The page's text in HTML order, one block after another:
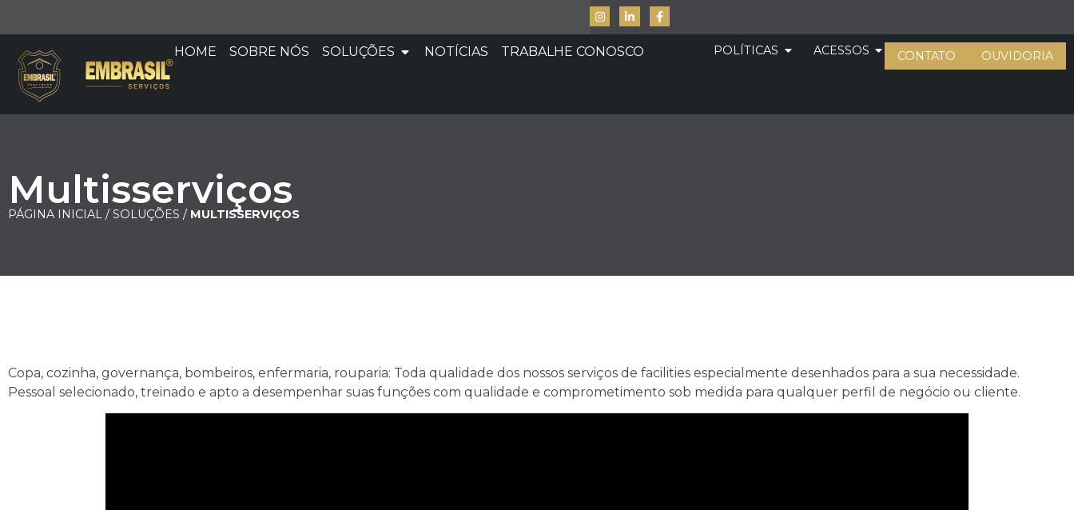
HOME SOBRE NÓS SOLUÇÕES NOTÍCIAS TRABALHE CONOSCO POLÍTICAS ACESSOS CONTATO OUVIDORIA
Multisserviços
PÁGINA INICIAL / SOLUÇÕES / MULTISSERVIÇOS
Copa, cozinha, governança, bombeiros, enfermaria, rouparia: Toda qualidade dos nossos serviços de facilities especialmente desenhados para a sua necessidade.
Pessoal selecionado, treinado e apto a desempenhar suas funções com qualidade e comprometimento sob medida para qualquer perfil de negócio ou cliente.